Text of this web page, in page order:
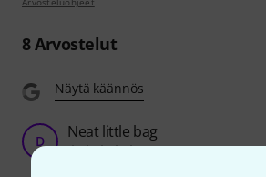
8Arvostelut
Näytä käännös
D Neat little bag
Dangting 19.09.2022